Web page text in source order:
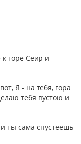
горе Сеир и
Я - на тебя, гора
тебя пустою и
ты сама опустеешь